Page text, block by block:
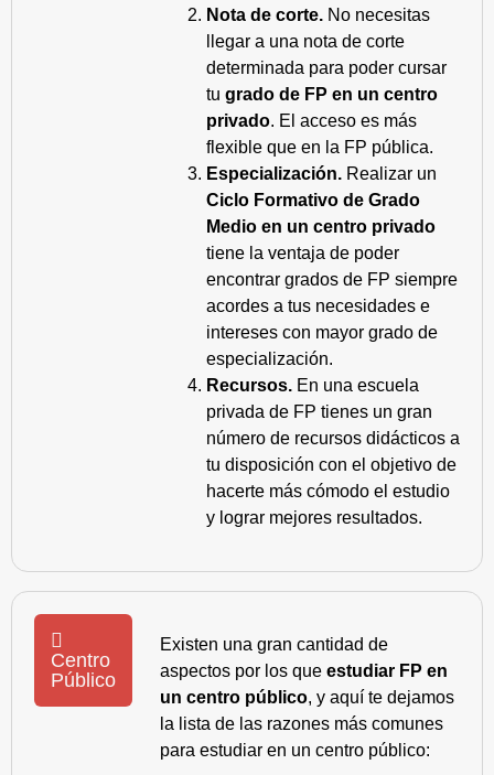
Nota de corte. No necesitas
llegar a una nota de corte
determinada para poder cursar
tu grado de FP en un centro
privado. El acceso es más
flexible que en la FP pública.
Especialización. Realizar un
Ciclo Formativo de Grado
Medio en un centro privado
tiene la ventaja de poder
encontrar grados de FP siempre
acordes a tus necesidades e
intereses con mayor grado de
especialización.
Recursos. En una escuela
privada de FP tienes un gran
número de recursos didácticos a
tu disposición con el objetivo de
hacerte más cómodo el estudio
y lograr mejores resultados.
Centro
Público
Existen una gran cantidad de
aspectos por los que estudiar FP en
un centro público, y aquí te dejamos
la lista de las razones más comunes
para estudiar en un centro público: